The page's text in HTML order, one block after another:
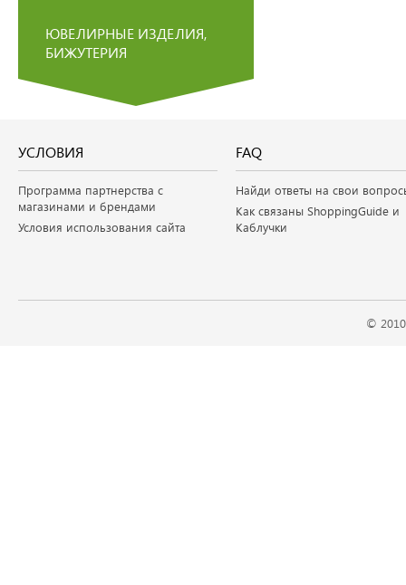
ЮВЕЛИРНЫЕ ИЗДЕЛИЯ,
БИЖУТЕРИЯ
УСЛОВИЯ
Программа партнерства с
магазинами и брендами
Условия использования сайта
FAQ
Найди ответы на свои
Как связаны ShoppingGuide и
Каблучки
©